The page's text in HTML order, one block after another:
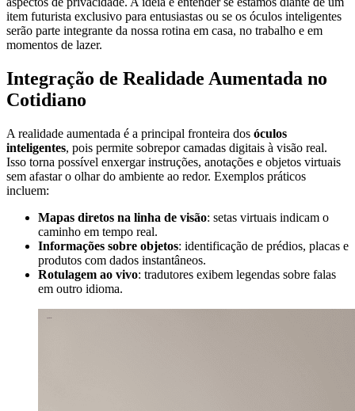
item futurista exclusivo para entusiastas ou se os óculos inteligentes
serão parte integrante da nossa rotina em casa, no trabalho e em
momentos de lazer.
Integração de Realidade Aumentada no
Cotidiano
A realidade aumentada é a principal fronteira dos óculos
inteligentes, pois permite sobrepor camadas digitais à visão real.
Isso torna possível enxergar instruções, anotações e objetos virtuais
sem afastar o olhar do ambiente ao redor. Exemplos práticos
incluem:
Mapas diretos na linha de visão: setas virtuais indicam o
caminho em tempo real.
Informações sobre objetos: identificação de prédios, placas e
produtos com dados instantâneos.
Rotulagem ao vivo: tradutores exibem legendas sobre falas
em outro idioma.